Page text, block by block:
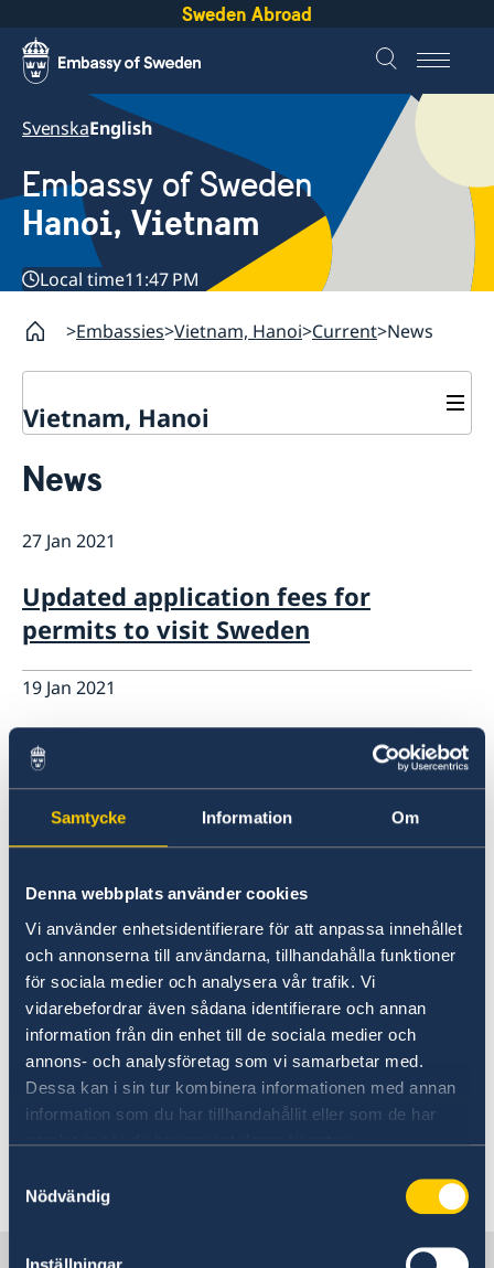
Samtycke Information Om
Denna webbplats använder cookies
Vi använder enhetsidentifierare för att anpassa innehållet
och annonserna till användarna, tillhandahålla funktioner
för sociala medier och analysera vår trafik. Vi
vidarebefordrar även sådana identifierare och annan
information från din enhet till de sociala medier och
annons- och analysföretag som vi samarbetar med.
Dessa kan i sin tur kombinera informationen med annan
information som du har tillhandahållit eller som de har
samlat in när du har använt deras tjänster.
Nödvändig
Sweden Abroad
SvenskaEnglish
Embassy of Sweden
Hanoi, Vietnam
Local time11:47 PM
Embassies Vietnam, Hanoi Current News
Vietnam, Hanoi
About us
News
News
27 Jan 2021
Updated application fees for
permits to visit Sweden
19 Jan 2021
New fees January 2021
Ludwig Göransson receives the
Government’s Music Export Prize
2018
21 Jan 2019
Sweden's new government
10 Jan 2019
Updated fees
« 1 2 3